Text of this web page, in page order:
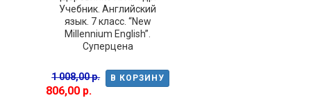
Учебник. Английский
язык. 7 класс. “New
Millennium English”.
Суперцена
В КОРЗИНУ
1 008,00 р.
806,00 р.